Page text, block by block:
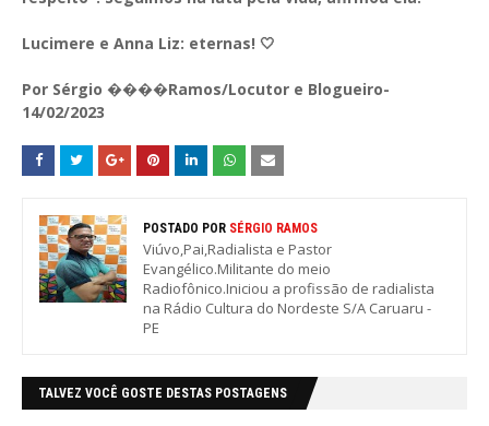
Lucimere e Anna Liz: eternas! 🤍
Por Sérgio ����Ramos/Locutor e Blogueiro-
14/02/2023
POSTADO POR SÉRGIO RAMOS
Viúvo,Pai,Radialista e Pastor
Evangélico.Militante do meio
Radiofônico.Iniciou a profissão de radialista
na Rádio Cultura do Nordeste S/A Caruaru -
PE
TALVEZ VOCÊ GOSTE DESTAS POSTAGENS